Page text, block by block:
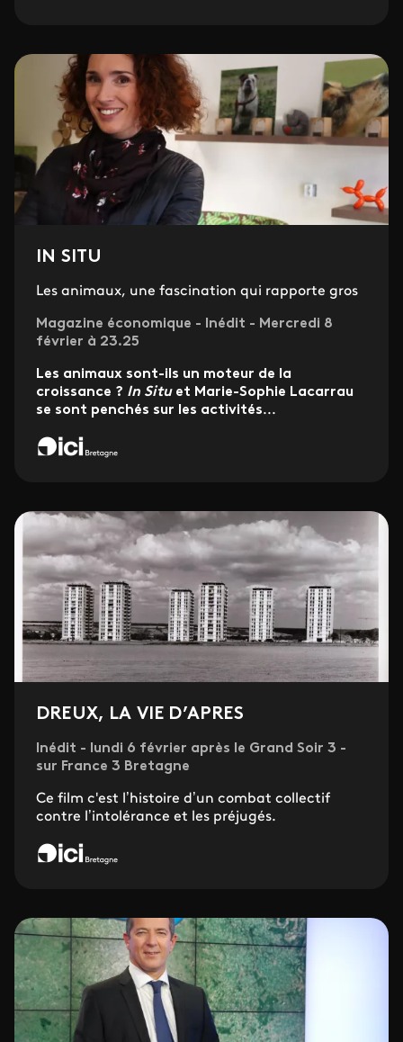
IN SITU
Les animaux, une fascination qui rapporte gros
Magazine économique - Inédit - Mercredi 8
février à 23.25
Les animaux sont-ils un moteur de la
croissance ? In Situ et Marie-Sophie Lacarrau
se sont penchés sur les activités...
DREUX, LA VIE D’APRES
Inédit - lundi 6 février après le Grand Soir 3 -
sur France 3 Bretagne
Ce film c'est l’histoire d’un combat collectif
contre l’intolérance et les préjugés.